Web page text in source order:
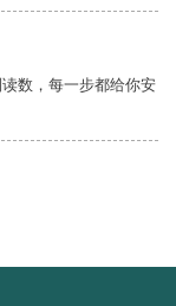
数，每一步都给你安